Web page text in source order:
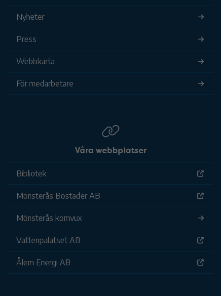
Nyheter
Press
Webbkarta
För medarbetare
Våra webbplatser
Bibliotek
Mönsterås Bostäder AB
Mönsterås komvux
Vattenpalatset AB
Ålem Energi AB